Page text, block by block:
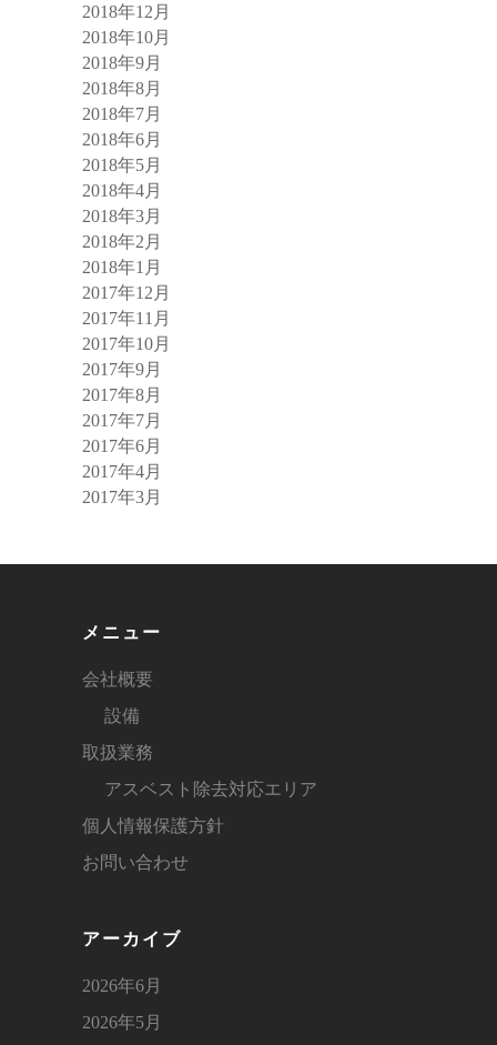
2018年12月
2018年10月
2018年9月
2018年8月
2018年7月
2018年6月
2018年5月
2018年4月
2018年3月
2018年2月
2018年1月
2017年12月
2017年11月
2017年10月
2017年9月
2017年8月
2017年7月
2017年6月
2017年4月
2017年3月
メニュー
会社概要
設備
取扱業務
アスベスト除去対応エリア
個人情報保護方針
お問い合わせ
アーカイブ
2026年6月
2026年5月